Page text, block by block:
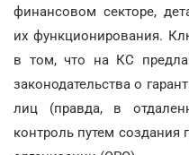
финансовом секторе,
их функционирования.
в том, что на КС
законодательства о
лиц (правда, в
контроль путем